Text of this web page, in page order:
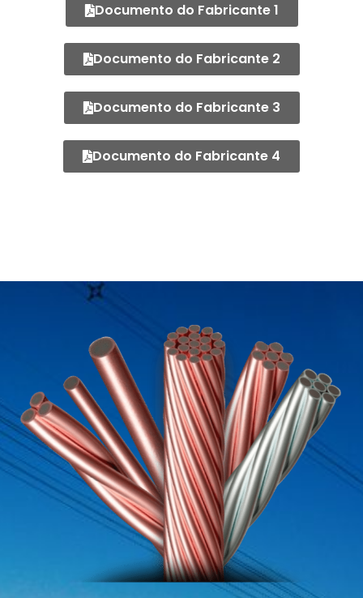
Documento do Fabricante 1
Documento do Fabricante 2
Documento do Fabricante 3
Documento do Fabricante 4